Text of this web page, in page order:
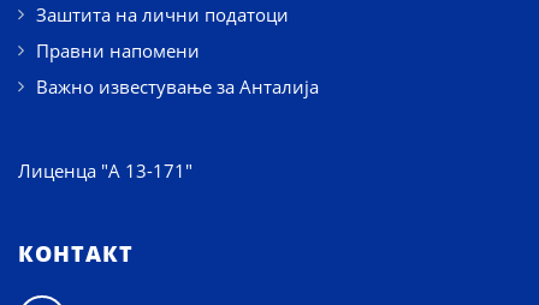
Заштита на лични податоци
Правни напомени
Важно известување за Анталија
Лиценца "А 13-171"
КОНТАКТ